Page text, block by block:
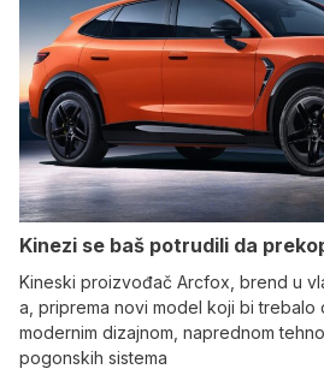
Kinezi se baš potrudili da
Kineski proizvođač Arcfox, brend u
a, priprema novi model koji bi trebalo
modernim dizajnom, naprednom
pogonskih sistema